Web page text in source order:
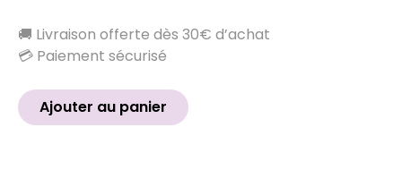
🚚 Livraison offerte dès 30€ d’achat
💳 Paiement sécurisé
Ajouter au panier